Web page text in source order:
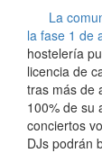
La
la fase 1 de
hostelería
licencia de
tras más de
100% de su
conciertos
DJs podrán